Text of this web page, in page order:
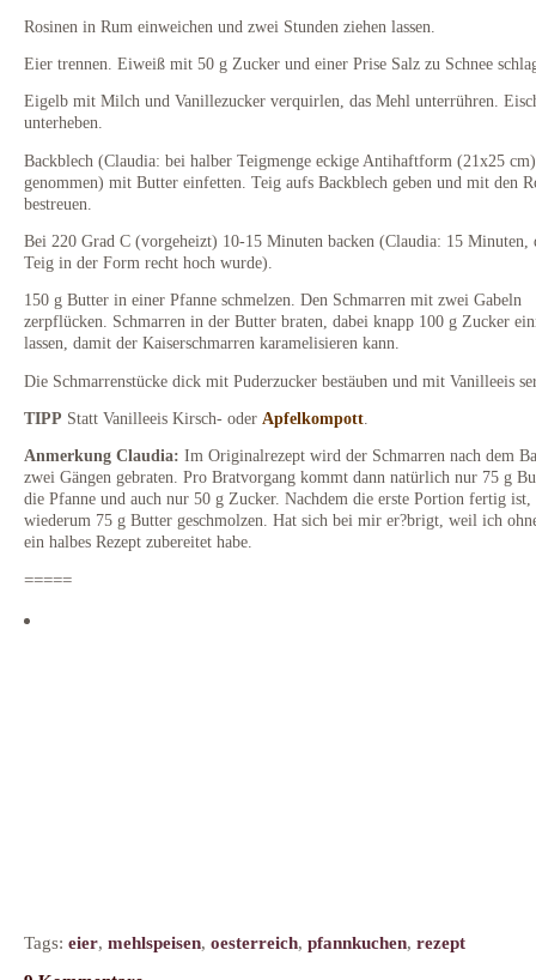
Rosinen in Rum einweichen und zwei Stunden ziehen lassen.
Eier trennen. Eiweiß mit 50 g Zucker und einer Prise Salz zu Schnee
Eigelb mit Milch und Vanillezucker verquirlen, das Mehl unterrühren.
unterheben.
Backblech (Claudia: bei halber Teigmenge eckige Antihaftform (21x25 cm)
genommen) mit Butter einfetten. Teig aufs Backblech geben und mit den
bestreuen.
Bei 220 Grad C (vorgeheizt) 10-15 Minuten backen (Claudia: 15 Minuten,
Teig in der Form recht hoch wurde).
150 g Butter in einer Pfanne schmelzen. Den Schmarren mit zwei Gabeln
zerpflücken. Schmarren in der Butter braten, dabei knapp 100 g Zucker
lassen, damit der Kaiserschmarren karamelisieren kann.
Die Schmarrenstücke dick mit Puderzucker bestäuben und mit Vanilleeis
TIPP Statt Vanilleeis Kirsch- oder Apfelkompott
Anmerkung Claudia: Im Originalrezept wird der Schmarren nach dem
zwei Gängen gebraten. Pro Bratvorgang kommt dann natürlich nur 75 g
die Pfanne und auch nur 50 g Zucker. Nachdem die erste Portion fertig ist,
wiederum 75 g Butter geschmolzen. Hat sich bei mir er?brigt, weil ich
ein halbes Rezept zubereitet habe.
=====
Tags: eier, mehlspeisen, oesterreich, pfannkuchen, rezept